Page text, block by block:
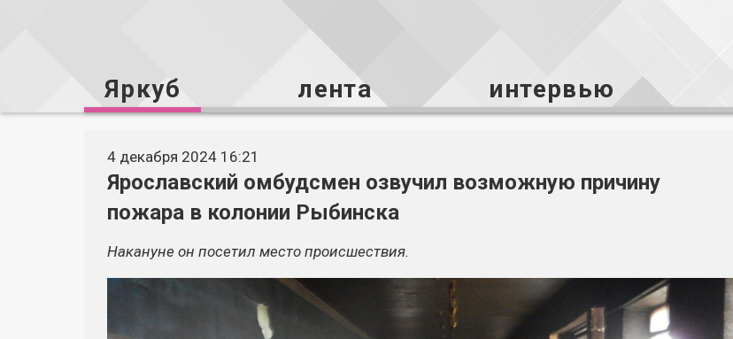
Яркуб лента интервью
4 декабря 2024 16:21
Ярославский омбудсмен озвучил возможную причину
пожара в колонии Рыбинска
Накануне он посетил место происшествия.